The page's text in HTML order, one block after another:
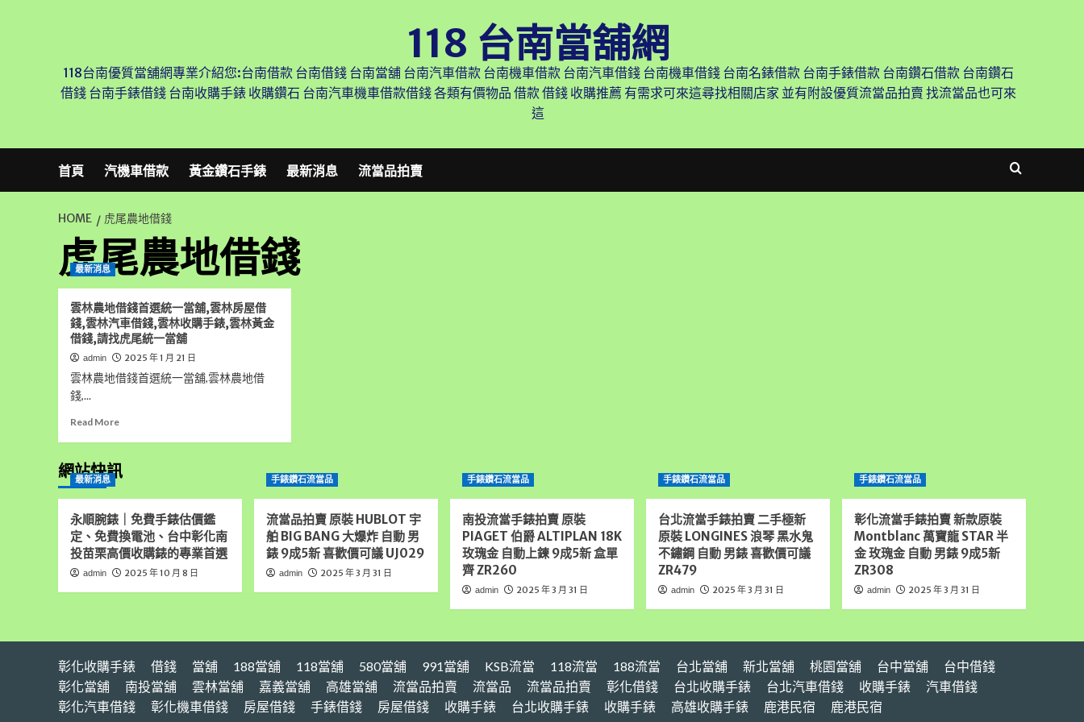
118 台南當舖網
118台南優質當舖網專業介紹您:台南借款 台南借錢 台南當舖 台南汽車借款 台南機車借款 台南汽車借錢 台南機車借錢 台南名錶借款 台南手錶借款 台南鑽石借款 台南鑽石
借錢 台南手錶借錢 台南收購手錶 收購鑽石 台南汽車機車借款借錢 各類有價物品 借款 借錢 收購推薦 有需求可來這尋找相關店家 並有附設優質流當品拍賣 找流當品也可來
這
首頁 汽機車借款 黃金鑽石手錶 最新消息 流當品拍賣
HOME 虎尾農地借錢
虎尾農地借錢
最新消息
雲林農地借錢首選統一當舖,雲林房屋借
錢,雲林汽車借錢,雲林收購手錶,雲林黃金
借錢,請找虎尾統一當舖
admin 2025 年 1 月 21 日
雲林農地借錢首選統一當舖,雲林農地借
錢,...
Read MoreRead
雲
林
農
地
借
錢
首
選
林
房
屋
借
網站快訊
最新消息
永順腕錶｜免費手錶估價鑑
定、免費換電池、台中彰化南
投苗栗高價收購錶的專業首選
admin 2025 年 10 月 8 日
手錶鑽石流當品
流當品拍賣 原裝 HUBLOT 宇
舶 BIG BANG 大爆炸 自動 男
錶 9成5新 喜歡價可議 UJ029
admin 2025 年 3 月 31 日
手錶鑽石流當品
南投流當手錶拍賣 原裝
PIAGET 伯爵 ALTIPLAN 18K
玫瑰金 自動上鍊 9成5新 盒單
齊 ZR260
admin 2025 年 3 月 31 日
手錶鑽石流當品
台北流當手錶拍賣 二手極新
原裝 LONGINES 浪琴 黑水鬼
不鏽鋼 自動 男錶 喜歡價可議
ZR479
admin 2025 年 3 月 31 日
手錶鑽石流當品
彰化流當手錶拍賣 新款原裝
Montblanc 萬寶龍 STAR 半
金 玫瑰金 自動 男錶 9成5新
ZR308
admin 2025 年 3 月 31 日
彰化收購手錶 借錢 當舖 188當舖 118當舖 580當舖 991當舖 KSB流當 118流當 188流當 台北當舖 新北當舖 桃園當舖 台中當舖
台中借錢
彰化當舖
南投當舖 雲林當舖 嘉義當舖 高雄當舖 流當品拍賣 流當品 流當品拍賣 彰化借錢 台北收購手錶 台北汽車借錢 收購手錶
汽車借錢
彰化汽車借錢
彰化機車借錢 房屋借錢 手錶借錢 房屋借錢 收購手錶 台北收購手錶 收購手錶 高雄收購手錶 鹿港民宿 鹿港民宿